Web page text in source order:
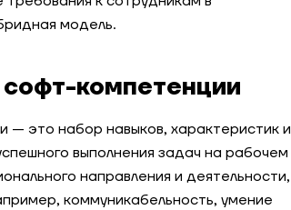
модель.
компетенции
это набор навыков, характеристик и
выполнения задач на рабочем
направления и деятельности,
коммуникабельность, умение